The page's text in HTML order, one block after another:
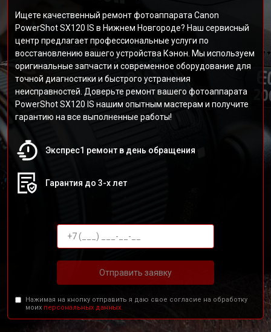
Ищете качественный ремонт фотоаппарата Canon
PowerShot SX120 IS в Нижнем Новгороде? Наш сервисный
центр предлагает профессиональные услуги по
восстановлению вашего устройства Кэнон. Мы используем
оригинальные запчасти и современное оборудование для
точной диагностики и быстрого устранения
неисправностей. Доверьте ремонт вашего фотоаппарата
PowerShot SX120 IS нашим опытным мастерам и получите
гарантию на все выполненные работы!
Экспрес1 ремонт в день обращения
Гарантия до 3-х лет
Отправить заявку
Нажимая на кнопку отправить я даю свое согласие на обработку
моих персональных данных.